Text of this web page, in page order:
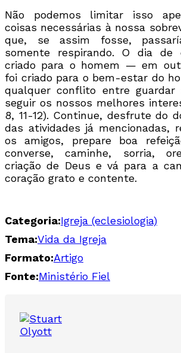
Não podemos limitar isso
coisas necessárias à nossa
que, se assim fosse,
somente respirando. O dia de
criado para o homem — em
foi criado para o bem-estar do
qualquer conflito entre guardar
seguir os nossos melhores
8, 11-12). Continue, desfrute do
das atividades já mencionadas,
os amigos, prepare boa
converse, caminhe, sorria,
criação de Deus e vá para a
coração grato e contente.
Categoria:Igreja (eclesiologia)
Tema:Vida da Igreja
Formato:Artigo
Fonte:Ministério Fiel